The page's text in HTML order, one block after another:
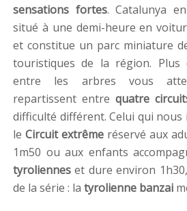
sensations fortes. Catalunya
situé à une demi-heure en
et constitue un parc miniature
touristiques de la région. Plus
entre les arbres vous
repartissent entre quatre
difficulté différent. Celui qui nous
le Circuit extrême réservé aux
1m50 ou aux enfants
tyroliennes et dure environ
de la série : la tyrolienne banzai